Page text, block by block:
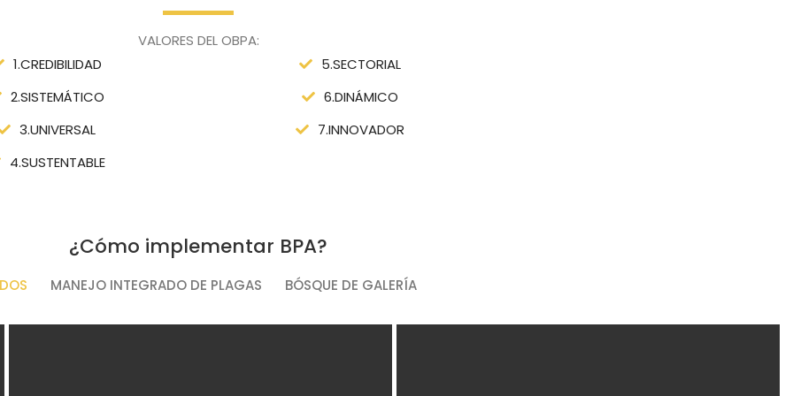
VALORES DEL OBPA:
1.CREDIBILIDAD
2.SISTEMÁTICO
3.UNIVERSAL
4.SUSTENTABLE
5.SECTORIAL
6.DINÁMICO
7.INNOVADOR
¿Cómo implementar BPA?
MANEJO INTEGRADO DE PLAGAS BÓSQUE DE GALERÍA